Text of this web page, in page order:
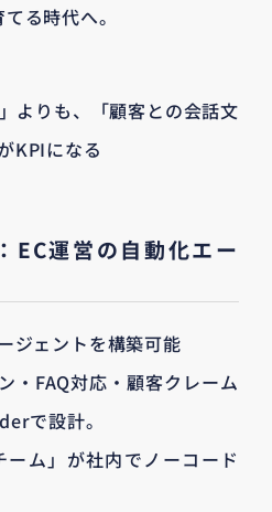
る時代へ。
よりも、「顧客との会話文
KPIになる
運営の自動化エー
ジェントを構築可能
・FAQ対応・顧客クレーム
で設計。
ーム」が社内でノーコード